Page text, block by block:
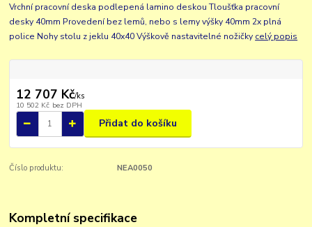
Vrchní pracovní deska podlepená lamino deskou Tloušťka pracovní
desky 40mm Provedení bez lemů, nebo s lemy výšky 40mm 2x plná
police Nohy stolu z jeklu 40x40 Výškově nastavitelné nožičky celý popis
12 707 Kč/ks
10 502 Kč bez DPH
Přidat do košíku
Číslo produktu: NEA0050
Kompletní specifikace